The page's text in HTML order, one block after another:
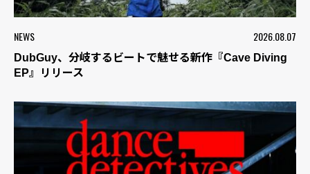
NEWS 2026.08.07
DubGuy、分岐するビートで魅せる新作『Cave Diving
EP』リリース